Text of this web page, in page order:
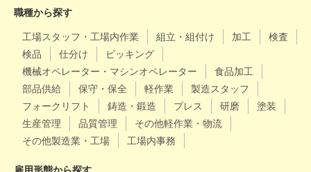
職種から探す
工場スタッフ・工場内作業 組立・組付け 加工
検査
検品
仕分け
ピッキング
機械オペレーター・マシンオペレーター
食品加工
部品供給
保守・保全 軽作業
製造スタッフ
フォークリフト
鋳造・鍛造 プレス 研磨
塗装
生産管理
品質管理
その他軽作業・物流
その他製造業・工場
工場内事務